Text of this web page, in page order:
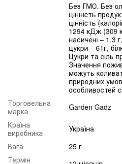
Без ГМО. Без
цінність
цінність
1294 кДж (309
насичені – 1.3
цукри – 61г,
Цукри та сіль
Значення
можуть
природних
особливостей
Торговельна
марка
Garden Gadz
Країна
виробника
Україна
Вага
25 г
Термін